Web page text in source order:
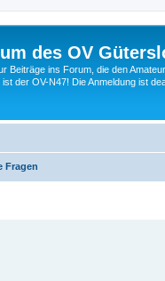
des OV
Beiträge ins Forum, die den
ist der OV-N47! Die Anmeldung ist
Fragen